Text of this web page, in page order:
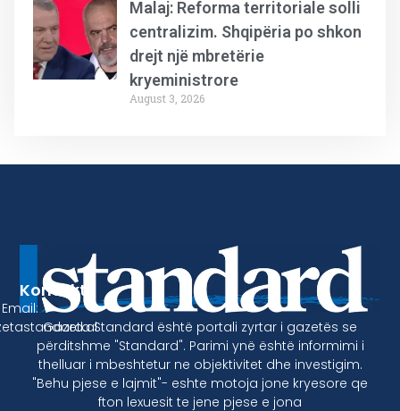
Malaj: Reforma territoriale solli
centralizim. Shqipëria po shkon
drejt një mbretërie
kryeministrore
August 3, 2026
Gazeta Standard është portali zyrtar i gazetës se
përditshme "Standard". Parimi ynë është informimi i
thelluar i mbeshtetur ne objektivitet dhe investigim.
"Behu pjese e lajmit"- eshte motoja jone kryesore qe
fton lexuesit te jene pjese e jona
Kontakt
Email: